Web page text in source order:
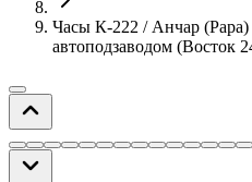
Часы К-222 / Анчар (Papa)
автоподзаводом (Восток